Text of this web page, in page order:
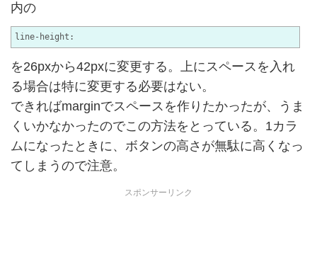
内の
line-height:
を26pxから42pxに変更する。上にスペースを入れ
る場合は特に変更する必要はない。
できればmarginでスペースを作りたかったが、うま
くいかなかったのでこの方法をとっている。1カラ
ムになったときに、ボタンの高さが無駄に高くなっ
てしまうので注意。
スポンサーリンク